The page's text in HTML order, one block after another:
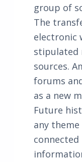
group of
The
electronic
stipulated
sources.
forums
as a new
Future
any